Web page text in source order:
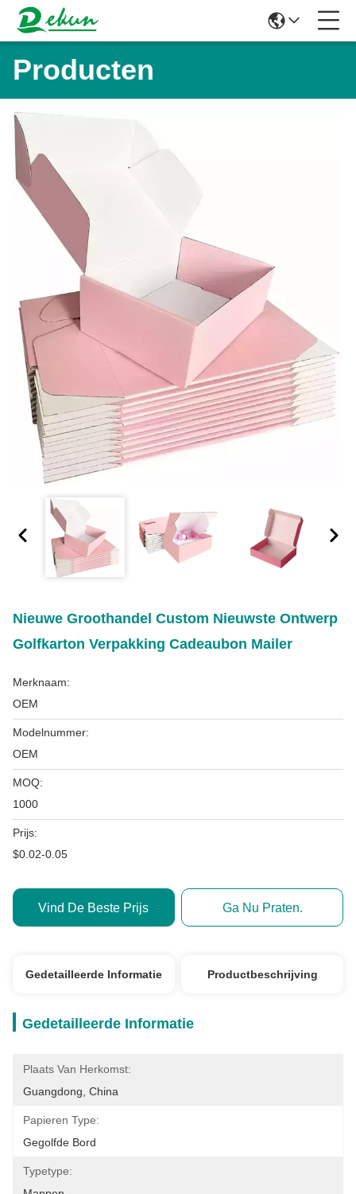
Producten
Nieuwe Groothandel Custom Nieuwste Ontwerp
Golfkarton Verpakking Cadeaubon Mailer
Merknaam:
OEM
Modelnummer:
OEM
MOQ:
1000
Prijs:
$0.02-0.05
Vind De Beste Prijs Ga Nu Praten.
Gedetailleerde Informatie Productbeschrijving
Gedetailleerde Informatie
Plaats Van Herkomst:
Guangdong, China
Papieren Type:
Gegolfde Bord
Typetype: